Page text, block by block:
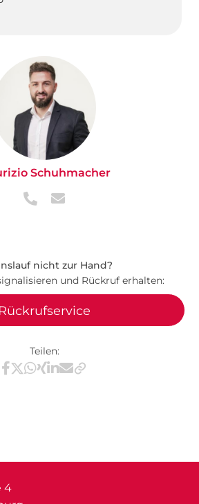
Schuhmacher
nicht zur Hand?
und Rückruf erhalten:
Rückrufservice
Teilen:
Teilen via Facebook
Teilen via X / Twitter
Teilen via WhatsApp
Teilen via Xing
Teilen via LinkedIn
Teilen via E-Mail
4